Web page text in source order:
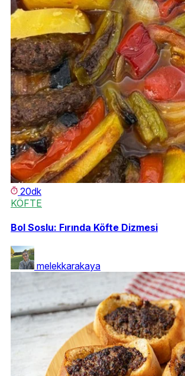
20dk
KÖFTE
Bol Soslu: Fırında Köfte Dizmesi
melekkarakaya